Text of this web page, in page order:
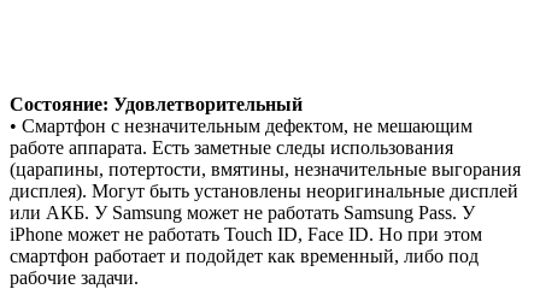
Состояние: Удовлетворительный
• Смартфон с незначительным дефектом, не мешающим
работе аппарата. Есть заметные следы использования
(царапины, потертости, вмятины, незначительные выгорания
дисплея). Могут быть установлены неоригинальные дисплей
или АКБ. У Samsung может не работать Samsung Pass. У
iPhone может не работать Touch ID, Face ID. Но при этом
смартфон работает и подойдет как временный, либо под
рабочие задачи.